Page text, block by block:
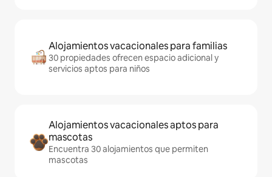
Alojamientos vacacionales para familias
30 propiedades ofrecen espacio adicional y
servicios aptos para niños
Alojamientos vacacionales aptos para
mascotas
Encuentra 30 alojamientos que permiten
mascotas